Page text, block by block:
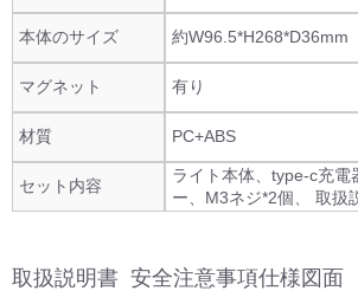
本体のサイズ 約W96.5*H268*D36mm
マグネット 有り
材質 PC+ABS
セット内容
ライト本体、type-c充電
ー、M3ネジ*2個、 取扱
取扱説明書 安全注意事項仕様図面